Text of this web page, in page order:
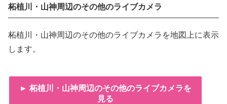
柘植川・山神周辺のその他のライブカメラ
柘植川・山神周辺のその他のライブカメラを地図上に表示
します。
► 柘植川・山神周辺のその他のライブカメラを
見る